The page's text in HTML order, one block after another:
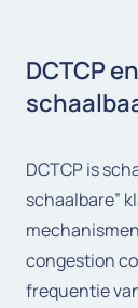
DCTCP
DCTCP is
schaalbare”
congestion
frequentie